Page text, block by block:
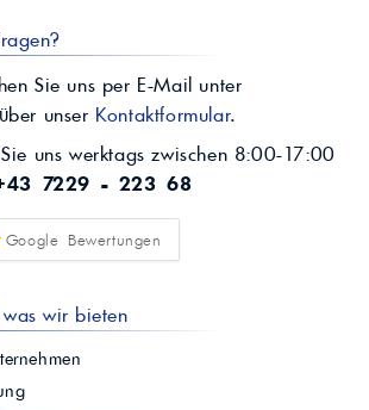
Sie uns per E-Mail unter
unser Kontaktformular.
uns werktags zwischen 8:00-17:00
7229 - 223 68
Google Bewertungen
wir bieten